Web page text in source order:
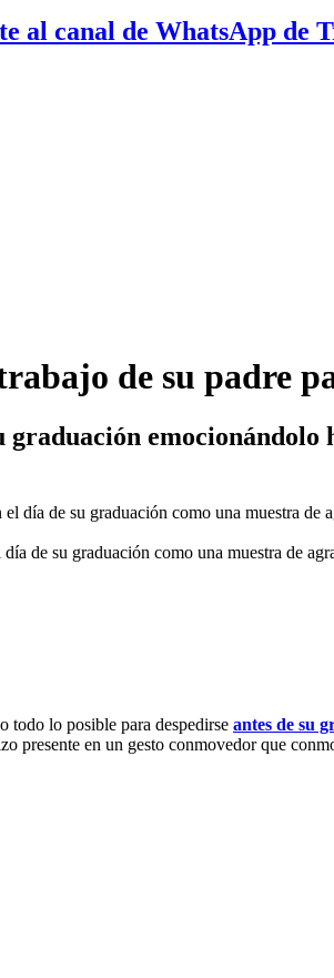
al canal de WhatsApp de
de su padre
emocionándolo
de su graduación como una muestra de
todo lo posible para despedirse antes de su
en un gesto conmovedor que